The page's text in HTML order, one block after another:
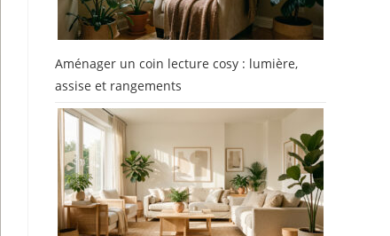
Aménager un coin lecture cosy : lumière,
assise et rangements